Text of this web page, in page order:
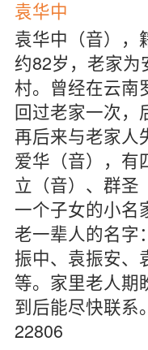
袁华中
袁华中（音），
约82岁，老家为
村。曾经在云南
回过老家一次，
再后来与老家人
爱华（音），有
立（音）、群圣
一个子女的小名
老一辈人的名字
振中、袁振安、
等。家里老人期
到后能尽快联系
22806